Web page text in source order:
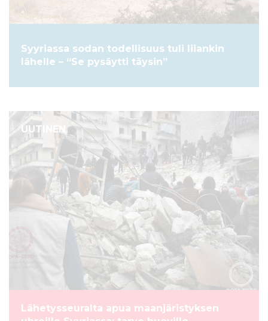
Syyriassa sodan todellisuus tuli liiankin
lähelle – “Se pysäytti täysin”
UUTINEN
Lähetysseuralta apua maanjäristyksen